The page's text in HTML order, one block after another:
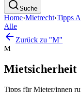
Suche
Home›Mietrecht›Tipps
Alle
Zurück zu "M"
M
Mietsicherheit
Tipps für Mieter/innen